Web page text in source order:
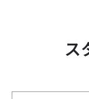
ス